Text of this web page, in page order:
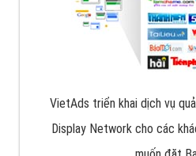
VietAds triển khai dịch vụ
Display Network cho các